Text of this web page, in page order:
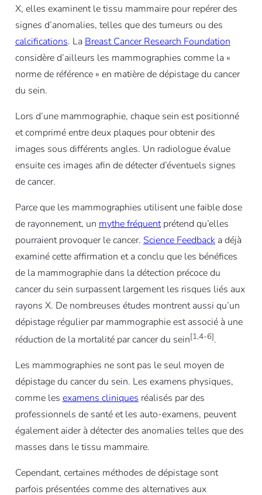
X, elles examinent le tissu mammaire pour repérer des
signes d’anomalies, telles que des tumeurs ou des
calcifications. La Breast Cancer Research Foundation
considère d’ailleurs les mammographies comme la «
norme de référence » en matière de dépistage du cancer
du sein.
Lors d’une mammographie, chaque sein est positionné
et comprimé entre deux plaques pour obtenir des
images sous différents angles. Un radiologue évalue
ensuite ces images afin de détecter d’éventuels signes
de cancer.
Parce que les mammographies utilisent une faible dose
de rayonnement, un mythe fréquentprétend qu’elles
pourraient provoquer le cancer. Science Feedbacka déjà
examiné cette affirmation et a conclu que les bénéfices
de la mammographie dans la détection précoce du
cancer du sein surpassent largement les risques liés aux
rayons X. De nombreuses études montrent aussi qu’un
dépistage régulier par mammographie est associé à une
réduction de la mortalité par cancer du sein[1,4-6].
Les mammographies ne sont pas le seul moyen de
dépistage du cancer du sein. Les examens physiques,
comme les examens cliniques réalisés par des
professionnels de santé et les auto-examens, peuvent
également aider à détecter des anomalies telles que des
masses dans le tissu mammaire.
Cependant, certaines méthodes de dépistage sont
parfois présentées comme des alternatives aux